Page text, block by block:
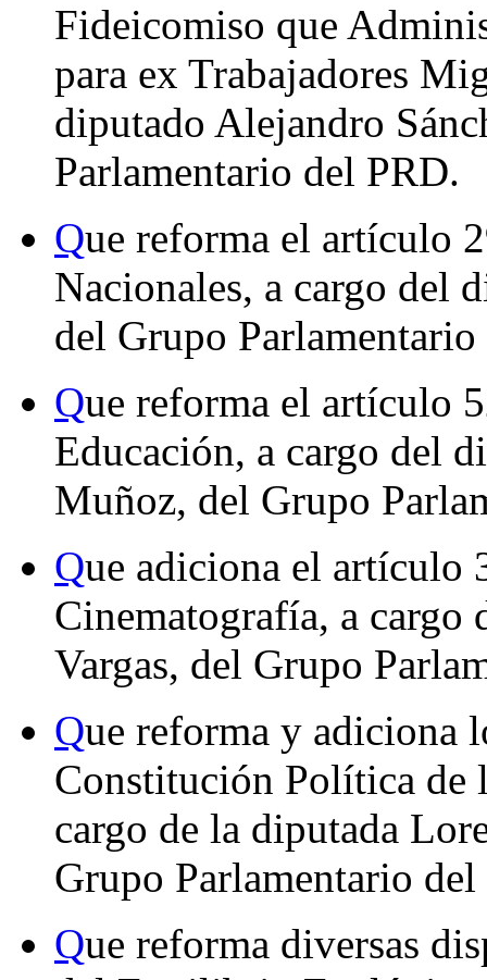
Fideicomiso que
para ex Trabajadores
diputado Alejandro
Parlamentario del PRD.
Que reforma el artículo
Nacionales, a cargo del
del Grupo
Que reforma el artículo
Educación, a cargo del
Muñoz, del Grupo
Que adiciona el artículo
Cinematografía, a
Vargas, del Grupo
Que reforma y adiciona
Constitución Política de
cargo de la diputada
Grupo Parlamentario
Que reforma diversas